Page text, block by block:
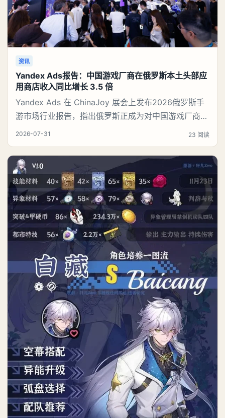
资讯
Yandex Ads报告：中国游戏厂商在俄罗斯本土头部应
用商店收入同比增长 3.5 倍
Yandex Ads 在 ChinaJoy 展会上发布2026俄罗斯手
游市场行业报告，指出俄罗斯正成为对中国游戏厂商而
言价值持续攀升的优质市场。 2026 年 7 月 31 日，上
展览会（ChinaJoy）发布《2026 俄罗斯手游市场增
长及用户价值报告》。报告数据显示，
2026-07-31 23 阅读